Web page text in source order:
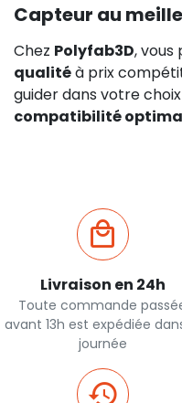
Capteur au
Chez Polyfab3D, vous
qualitéà prix
guider dans votre
compatibilité
Livraison en 24h
Toute commande
avant 13h est expédiée
journée